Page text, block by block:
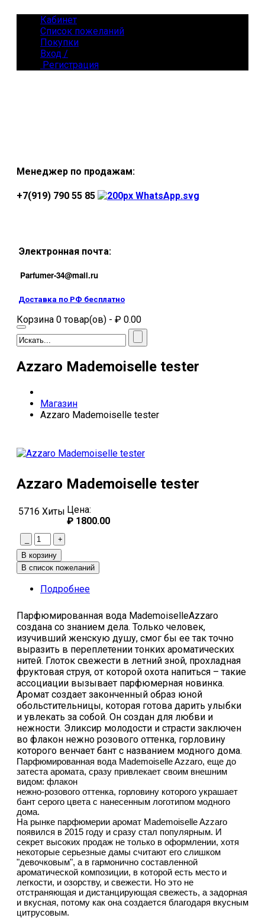
Кабинет
Список пожеланий
Покупки
Вход /
Регистрация
Менеджер по продажам:
+7(919) 790 55 85
Электронная почта:
Parfumer-34@mail.ru
Доставка по РФ бесплатно
Корзина 0 товар(ов) - ₽ 0.00
Azzaro Mademoiselle tester
Магазин
Azzaro Mademoiselle tester
Azzaro Mademoiselle tester
5716 Хиты Цена:
₽ 1800.00
Подробнее
Парфюмированная вода MademoiselleAzzaro
создана со знанием дела. Только человек,
изучивший женскую душу, смог бы ее так точно
выразить в переплетении тонких ароматических
нитей. Глоток свежести в летний зной, прохладная
фруктовая струя, от которой охота напиться – такие
ассоциации вызывает парфюмерная новинка.
Аромат создает законченный образ юной
обольстительницы, которая готова дарить улыбки
и увлекать за собой. Он создан для любви и
нежности. Эликсир молодости и страсти заключен
во флакон нежно розового оттенка, горловину
которого венчает бант с названием модного дома.
Парфюмированная вода Mademoiselle Azzaro, еще до
затеста аромата, сразу привлекает своим внешним
видом: флакон
нежно-розового оттенка, горловину которого украшает
бант серого цвета с нанесенным логотипом модного
дома.
На рынке парфюмерии аромат Mademoiselle Azzaro
появился в 2015 году и сразу стал популярным. И
секрет высоких продаж не только в оформлении, хотя
некоторые серьезные дамы считают его слишком
"девочковым", а в гармонично составленной
ароматической композиции, в которой есть место и
легкости, и озорству, и свежести. Но это не
отстраняющая и дистанцирующая свежесть, а задорная
и вкусная, потому как она создается благодаря вкусным
цитрусовым.